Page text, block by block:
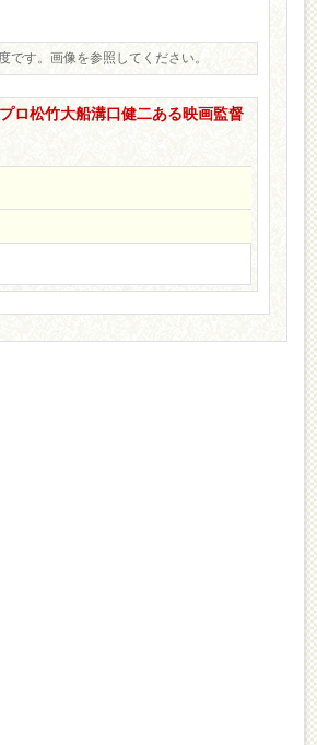
です。画像を参照してください。
ロ松竹大船溝口健二ある映画監督